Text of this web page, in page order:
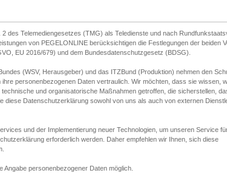
des Telemediengesetzes (TMG) als Teledienste und nach
von PEGELONLINE berücksichtigen die Festlegungen der beiden
EU 2016/679) und dem Bundesdatenschutzgesetz (BDSG).
(WSV, Herausgeber) und das ITZBund (Produktion) nehmen den
personenbezogenen Daten vertraulich. Wir möchten, dass sie wissen,
und organisatorische Maßnahmen getroffen, die sicherstellen,
diese Datenschutzerklärung sowohl von uns als auch von externen
und der Implementierung neuer Technologien, um unseren Service
erforderlich werden. Daher empfehlen wir Ihnen, sich diese
Angabe personenbezogener Daten möglich.